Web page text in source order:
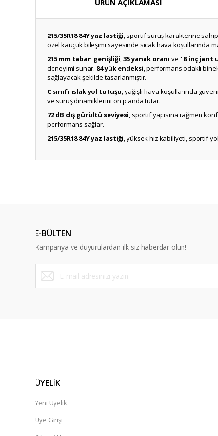
ÜRÜN AÇIKLAMASI
215/35R18 84Y yaz lastiği, sportif sürüş karakterine
özel kauçuk bileşimi sayesinde sıcak hava koşullarında
215 mm taban genişliği,35 yanak oranı ve 18 inç jant
deneyimi sunar. 84 yük endeksi, performans odaklı
sağlayacak şekilde tasarlanmıştır.
C sınıfı ıslak yol tutuşu, yağışlı hava koşullarında
ve sürüş dinamiklerini ön planda tutar.
72 dB dış gürültü seviyesi, sportif yapısına rağmen
performans sağlar.
215/35R18 84Y yaz lastiği, yüksek hız kabiliyeti, sportif
E-BÜLTEN
Kampanya ve duyurulardan ilk siz haberdar olun!
ÜYELİK
Yeni Üyelik
Üye Girişi